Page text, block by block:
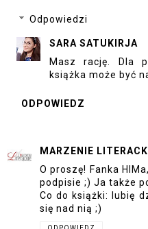
Odpowiedzi
SARA SATUKIRJA
Masz rację. Dla
książka może być
ODPOWIEDZ
MARZENIE
O proszę! Fanka
podpisie ;) Ja także
Co do książki: lubię
się nad nią ;)